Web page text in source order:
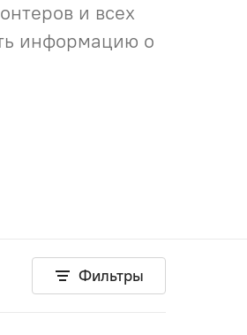
и всех
информацию о
Фильтры